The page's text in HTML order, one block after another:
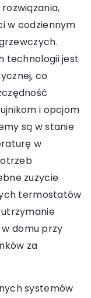
w codziennym
technologii jest
co
i opcjom
są w stanie
w
zużycie
termostatów
domu przy
za
systemów